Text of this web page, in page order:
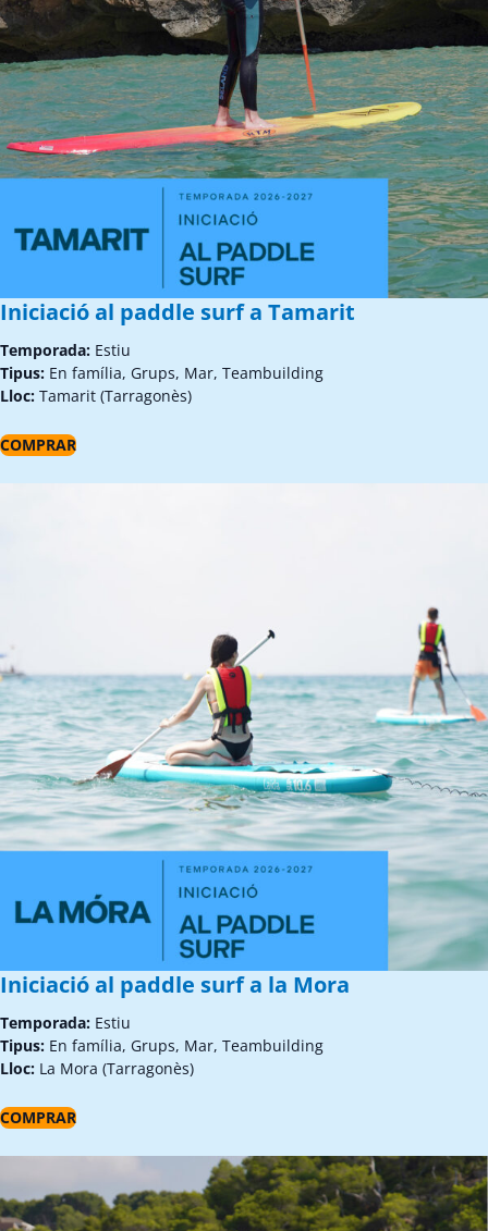
Iniciació al paddle surf a Tamarit
Temporada: Estiu
Tipus: En família, Grups, Mar, Teambuilding
Lloc: Tamarit (Tarragonès)
COMPRAR
Iniciació al paddle surf a la Mora
Temporada: Estiu
Tipus: En família, Grups, Mar, Teambuilding
Lloc: La Mora (Tarragonès)
COMPRAR